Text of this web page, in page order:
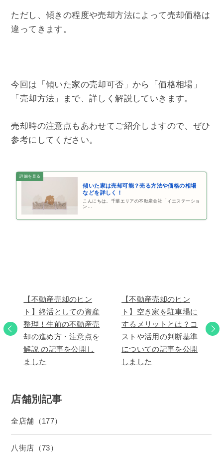
ただし、傾きの程度や売却方法によって売却価格は
違ってきます。
今回は「傾いた家の売却可否」から「価格相場」
「売却方法」まで、詳しく解説していきます。
売却時の注意点もあわせてご紹介しますので、ぜひ
参考にしてください。
傾いた家は売却可能？売る方法や価格の相場
などを詳しく！
こんにちは。千葉エリアの不動産会社「イエステーショ
ン…
【不動産売却のヒン
ト】終活としての資産
整理！生前の不動産売
却の進め方・注意点を
解説 の記事を公開し
ました
【不動産売却のヒン
ト】空き家を駐車場に
するメリットとは？コ
ストや活用の判断基準
についての記事を公開
しました
店舗別記事
全店舗（177）
八街店（73）